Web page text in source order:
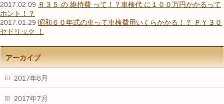
2017.02.09 Ｒ３５ の 維持費 って！？車検代 に１００万円かかるって
ホント！？
2017.01.29 昭和６０年式の車って車検費用いくらかかる！？ ＰＹ３０
セドリック ！
アーカイブ
2017年8月
2017年7月